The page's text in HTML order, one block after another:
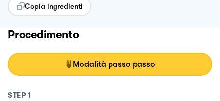
Copia ingredienti
Procedimento
Modalità passo passo
STEP 1